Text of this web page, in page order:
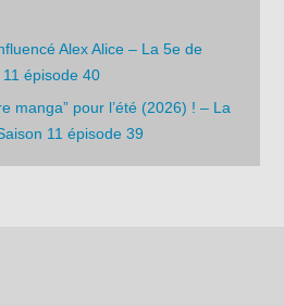
Alex Alice – La 5e de
11 épisode 40
manga” pour l’été (2026) ! – La
11 épisode 39